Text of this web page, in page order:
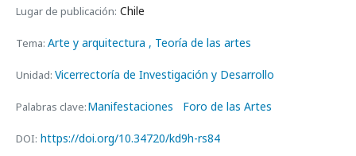
Lugar de publicación: Chile
Tema: Arte y arquitectura , Teoría de las artes
Unidad: Vicerrectoría de Investigación y Desarrollo
Palabras clave:Manifestaciones Foro de las Artes
DOI: https://doi.org/10.34720/kd9h-rs84